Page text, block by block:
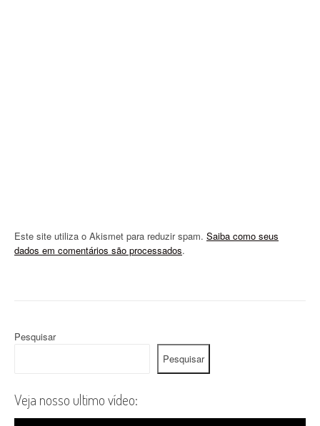
Este site utiliza o Akismet para reduzir spam. Saiba como seus
dados em comentários são processados.
Pesquisar
Pesquisar
Veja nosso ultimo vídeo: